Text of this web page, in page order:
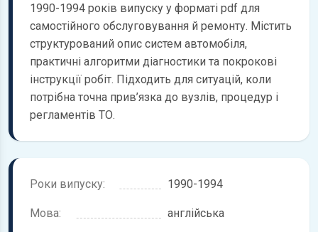
1990-1994 років випуску у форматі pdf для
самостійного обслуговування й ремонту. Містить
структурований опис систем автомобіля,
практичні алгоритми діагностики та покрокові
інструкції робіт. Підходить для ситуацій, коли
потрібна точна прив’язка до вузлів, процедур і
регламентів ТО.
Роки випуску: 1990-1994
Мова: англійська